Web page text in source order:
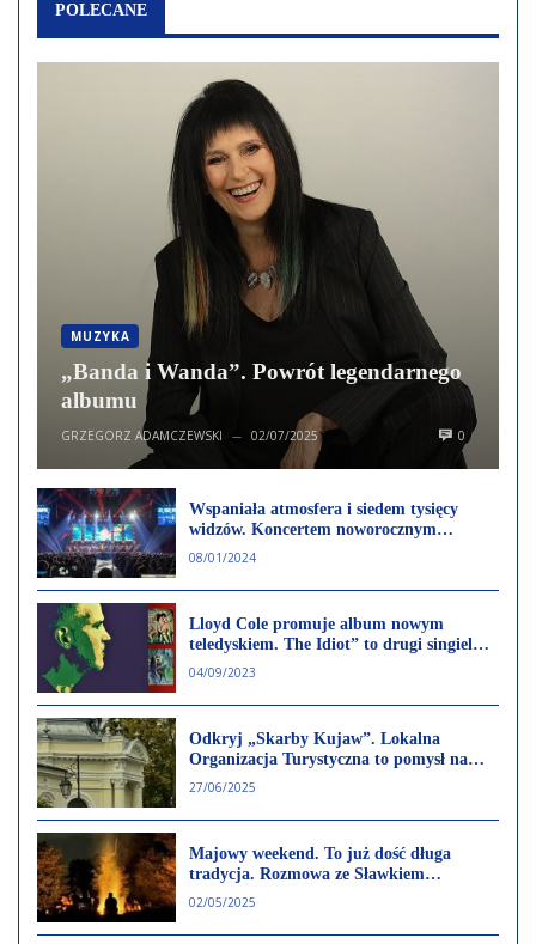
POLECANE
MUZYKA
„Banda i Wanda”. Powrót legendarnego
albumu
GRZEGORZ ADAMCZEWSKI — 02/07/2025 0
Wspaniała atmosfera i siedem tysięcy
widzów. Koncertem noworocznym
uczczono 25-lecie województwa kujawsko-
08/01/2024
Lloyd Cole promuje album nowym
teledyskiem. The Idiot” to drugi singiel
promujący„On Pain”
04/09/2023
Odkryj „Skarby Kujaw”. Lokalna
Organizacja Turystyczna to pomysł na
promocję regionu
27/06/2025
Majowy weekend. To już dość długa
tradycja. Rozmowa ze Sławkiem
Małeckim (Zdrowa Woda)
02/05/2025